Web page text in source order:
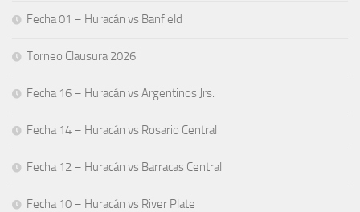
Fecha 01 – Huracán vs Banfield
Torneo Clausura 2026
Fecha 16 – Huracán vs Argentinos Jrs.
Fecha 14 – Huracán vs Rosario Central
Fecha 12 – Huracán vs Barracas Central
Fecha 10 – Huracán vs River Plate